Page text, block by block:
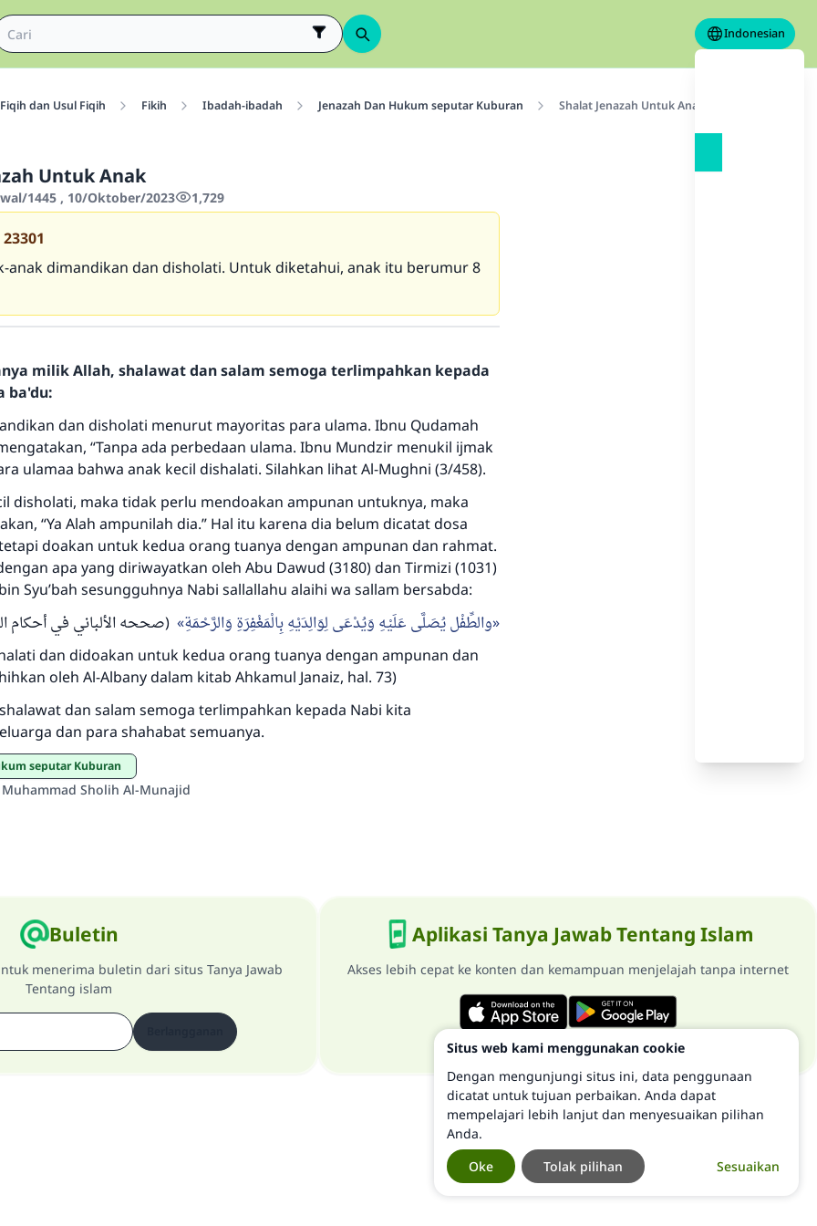
Indonesian
Fiqih dan Usul Fiqih Fikih Ibadah-ibadah Jenazah Dan Hukum seputar Kuburan Shalat Jenazah Untuk Anak
Untuk Anak
1445 , 10/Oktober/2023 1,729
23301
anak dimandikan dan disholati. Untuk diketahui, anak itu berumur 8
milik Allah, shalawat dan salam semoga terlimpahkan kepada
ba'du:
dan disholati menurut mayoritas para ulama. Ibnu Qudamah
“Tanpa ada perbedaan ulama. Ibnu Mundzir menukil ijmak
ulamaa bahwa anak kecil dishalati. Silahkan lihat Al-Mughni (3/458).
disholati, maka tidak perlu mendoakan ampunan untuknya, maka
“Ya Alah ampunilah dia.” Hal itu karena dia belum dicatat dosa
tetapi doakan untuk kedua orang tuanya dengan ampunan dan rahmat.
apa yang diriwayatkan oleh Abu Dawud (3180) dan Tirmizi (1031)
Syu’bah sesungguhnya Nabi sallallahu alaihi wa sallam bersabda:
والطِّفْل يُصَلَّى عَلَيْهِ وَيُدْعَى لِوَالِدَيْهِ بِالْمَغْفِرَةِ وَالرَّحْمَةِ
(صححه الألباني في أحكام
dan didoakan untuk kedua orang tuanya dengan ampunan dan
oleh Al-Albany dalam kitab Ahkamul Janaiz, hal. 73)
shalawat dan salam semoga terlimpahkan kepada Nabi kita
dan para shahabat semuanya.
seputar Kuburan
Muhammad Sholih Al-Munajid
Buletin
menerima buletin dari situs Tanya Jawab
Tentang islam
Aplikasi Tanya Jawab Tentang Islam
Akses lebih cepat ke konten dan kemampuan menjelajah tanpa internet
Jawaban no. 110845 menyelamatkan
pernikahan.
Bantu kami dalam memberikan jawaban untuk umat
Rasulullah ﷺ bersabda
"Siapa yang menunjukkan suatu kebaikan, meka dia akan
mendapatkan pahala yang sama dengan orang yang
MUSLIM, 1893
Saham
Situs web kami menggunakan cookie
Dengan mengunjungi situs ini, data penggunaan
dicatat untuk tujuan perbaikan. Anda dapat
mempelajari lebih lanjut dan menyesuaikan pilihan
Anda.
Sesuaikan
Tolak pilihan
Oke